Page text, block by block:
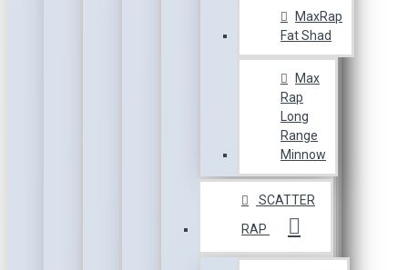
MaxRap
Fat Shad
Max
Rap
Long
Range
Minnow
SCATTER
RAP